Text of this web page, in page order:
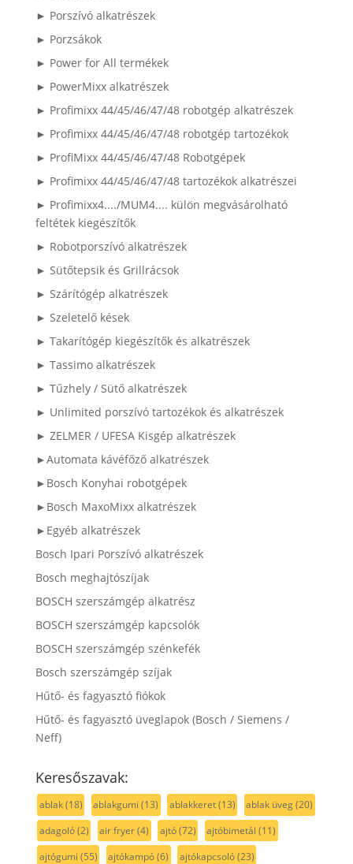
► Porszívó alkatrészek
► Porzsákok
► Power for All termékek
► PowerMixx alkatrészek
► Profimixx 44/45/46/47/48 robotgép alkatrészek
► Profimixx 44/45/46/47/48 robotgép tartozékok
► ProfiMixx 44/45/46/47/48 Robotgépek
► Profimixx 44/45/46/47/48 tartozékok alkatrészei
► Profimixx4..../MUM4.... külön megvásárolható
feltétek kiegészítők
► Robotporszívó alkatrészek
► Sütőtepsik és Grillrácsok
► Szárítógép alkatrészek
► Szeletelő kések
► Takarítógép kiegészítők és alkatrészek
► Tassimo alkatrészek
► Tűzhely / Sütő alkatrészek
► Unlimited porszívó tartozékok és alkatrészek
► ZELMER / UFESA Kisgép alkatrészek
►Automata kávéfőző alkatrészek
►Bosch Konyhai robotgépek
►Bosch MaxoMixx alkatrészek
►Egyéb alkatrészek
Bosch Ipari Porszívó alkatrészek
Bosch meghajtószíjak
BOSCH szerszámgép alkatrész
BOSCH szerszámgép kapcsolók
BOSCH szerszámgép szénkefék
Bosch szerszámgép szíjak
Hűtő- és fagyasztó fiókok
Hűtő- és fagyasztó üveglapok (Bosch / Siemens /
Neff)
Keresőszavak:
ablak(18) ablakgumi (13) ablakkeret(13) ablak üveg(20)
adagoló(2) air fryer(4) ajtó(72) ajtóbimetál (11)
ajtógumi (55) ajtókampó(6) ajtókapcsoló(23)